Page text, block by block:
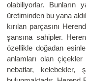
olabiliyorlar. Bunların
üretiminden bu yana
kırılan parçasını
şansına sahipler.
özellikle doğadan
anlamları olan
nebatlar, kelebekler,